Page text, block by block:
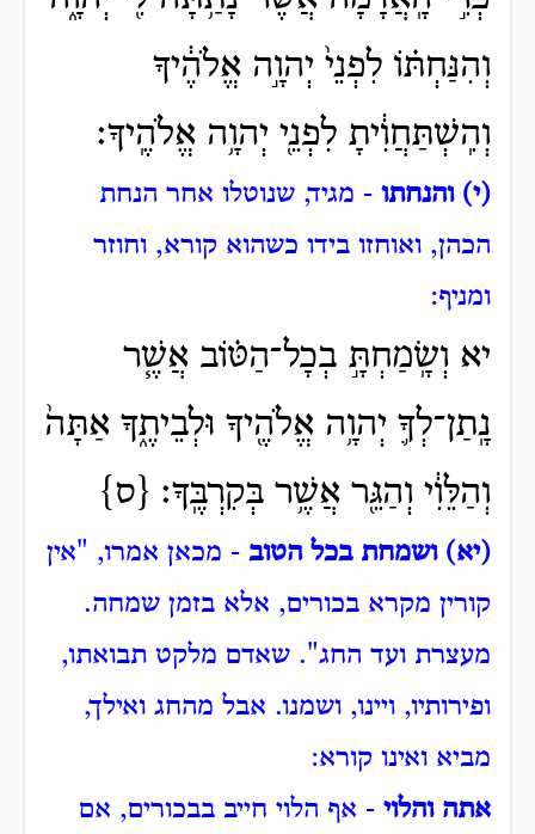
וְהִנַּחְתּ֗וֹ לִפְנֵי֙ יְהוָ֣ה אֱלֹהֶ֔יךָ
וְהִֽשְׁתַּחֲוִ֔יתָ לִפְנֵ֖י יְהוָ֥ה אֱלֹהֶֽיךָ׃
(י) והנחתו - מגיד, שנוטלו אחר הנחת
הכהן, ואוחזו בידו כשהוא קורא, וחוזר
ומניף:
יא וְשָֽׂמַחְתָּ֣ בְכָל־הַטּ֗וֹב אֲשֶׁ֧ר
נָֽתַן־לְךָ֛ יְהוָ֥ה אֱלֹהֶ֖יךָ וּלְבֵיתֶ֑ךָ אַתָּה֙
וְהַלֵּוִ֔י וְהַגֵּ֖ר אֲשֶׁ֥ר בְּקִרְבֶּֽךָ׃ {ס}
(יא) ושמחת בכל הטוב - מכאן אמרו, "אין
קורין מקרא בכורים, אלא בזמן שמחה.
מעצרת ועד החג". שאדם מלקט תבואתו,
ופירותיו, ויינו, ושמנו. אבל מהחג ואילך,
מביא ואינו קורא:
אתה והלוי - אף הלוי חייב בבכורים, אם